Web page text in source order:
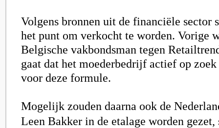
Volgens bronnen uit de financiële sector
het punt om verkocht te worden. Vorige
Belgische vakbondsman tegen
gaat dat het moederbedrijf actief op
voor deze formule.
Mogelijk zouden daarna ook de
Leen Bakker in de etalage worden